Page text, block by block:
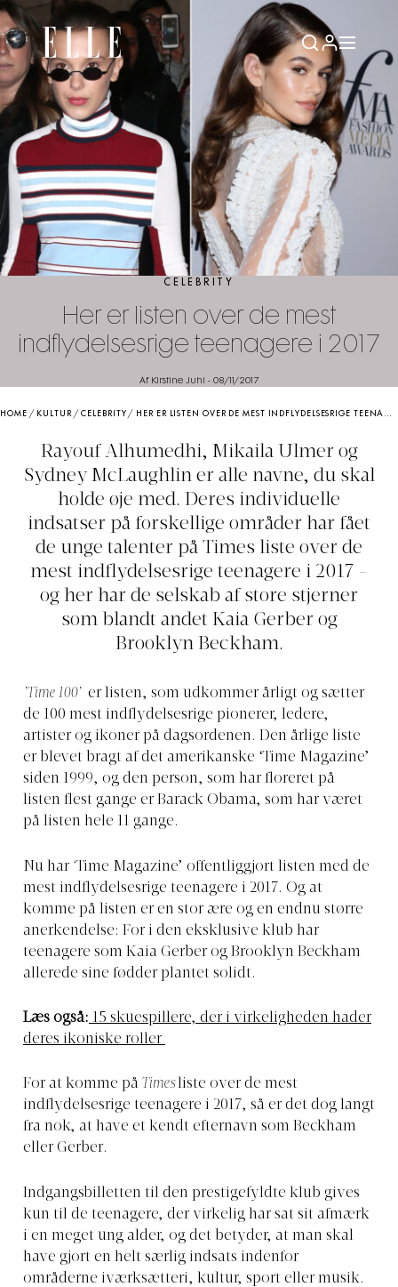
CELEBRITY
Her er listen over de mest
indflydelsesrige teenagere i 2017
Af Kirstine Juhl - 08/11/2017
HOME / KULTUR/CELEBRITY / HER ER LISTEN OVER DE MEST INDFLYDELSESRIGE TEENAGERE I 2017
Rayouf Alhumedhi, Mikaila Ulmer og
Sydney McLaughlin er alle navne, du skal
holde øje med. Deres individuelle
indsatser på forskellige områder har fået
de unge talenter på Times liste over de
mest indflydelsesrige teenagere i 2017 -
og her har de selskab af store stjerner
som blandt andet Kaia Gerber og
Brooklyn Beckham.
’Time 100’ er listen, som udkommer årligt og sætter
de 100 mest indflydelsesrige pionerer, ledere,
artister og ikoner på dagsordenen. Den årlige liste
er blevet bragt af det amerikanske ‘Time Magazine’
siden 1999, og den person, som har floreret på
listen flest gange er Barack Obama, som har været
på listen hele 11 gange.
Nu har ‘Time Magazine’ offentliggjort listen med de
mest indflydelsesrige teenagere i 2017. Og at
komme på listen er en stor ære og en endnu større
anerkendelse: For i den eksklusive klub har
teenagere som Kaia Gerber og Brooklyn Beckham
allerede sine fødder plantet solidt.
Læs også: 15 skuespillere, der i virkeligheden hader
deres ikoniske roller
For at komme på Timesliste over de mest
indflydelsesrige teenagere i 2017, så er det dog langt
fra nok, at have et kendt efternavn som Beckham
eller Gerber.
Indgangsbilletten til den prestigefyldte klub gives
kun til de teenagere, der virkelig har sat sit afmærk
i en meget ung alder, og det betyder, at man skal
have gjort en helt særlig indsats indenfor
områderne iværksætteri, kultur, sport eller musik.